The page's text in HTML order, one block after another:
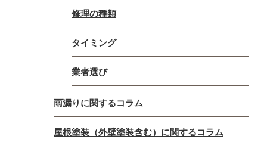
修理の種類
タイミング
業者選び
雨漏りに関するコラム
屋根塗装（外壁塗装含む）に関するコラム